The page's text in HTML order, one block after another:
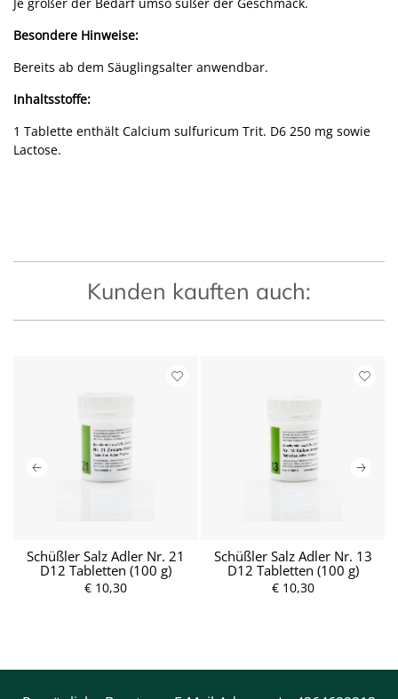
Besondere Hinweise:
Bereits ab dem Säuglingsalter anwendbar.
Inhaltsstoffe:
1 Tablette enthält Calcium sulfuricum Trit. D6 250 mg sowie
Lactose.
Kunden kauften auch:
Schüßler Salz Adler Nr. 21
D12 Tabletten (100 g)
€ 10,30
Schüßler Salz Adler Nr. 13
D12 Tabletten (100 g)
€ 10,30